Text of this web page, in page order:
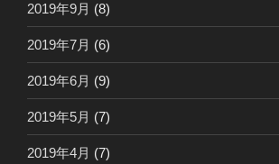
2019年9月 (8)
2019年7月 (6)
2019年6月 (9)
2019年5月 (7)
2019年4月 (7)